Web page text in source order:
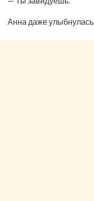
Анна даже улыбнулась.